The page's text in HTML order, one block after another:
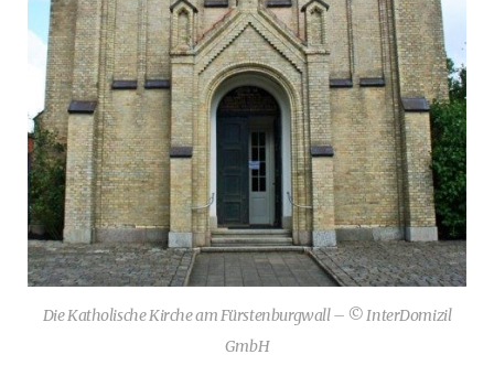
Die Katholische Kirche am Fürstenburgwall – © InterDomizil
GmbH